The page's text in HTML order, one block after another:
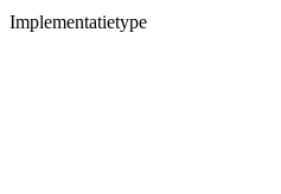
Implementatietype